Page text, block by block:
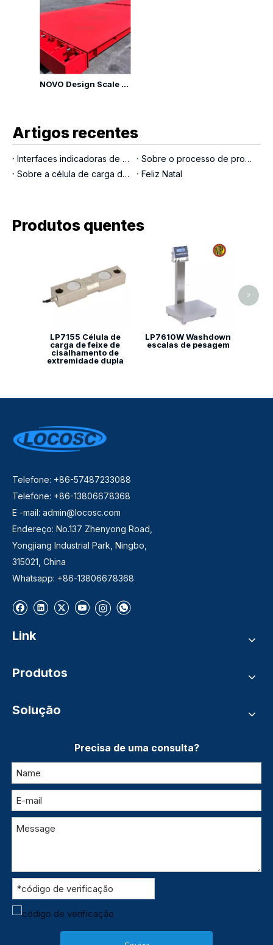
NOVO Design Scale de caminhão pesado
Artigos recentes
Interfaces indicadoras de pesagem
Sobre o processo de produção LOCOSC para balanças, células de carga e indicadores
Sobre a célula de carga de pino de carga
Feliz Natal
Produtos quentes
LP7155 Célula de
carga de feixe de
cisalhamento de
extremidade dupla
LP7610W Washdown
escalas de pesagem
>
Telefone: +86-57487233088
Telefone: +86-13806678368
E -mail: admin@locosc.com
Endereço: No.137 Zhenyong Road,
Yongjiang Industrial Park, Ningbo,
315021, China
Whatsapp: +86-13806678368
Link
Produtos
Solução
Precisa de uma consulta?